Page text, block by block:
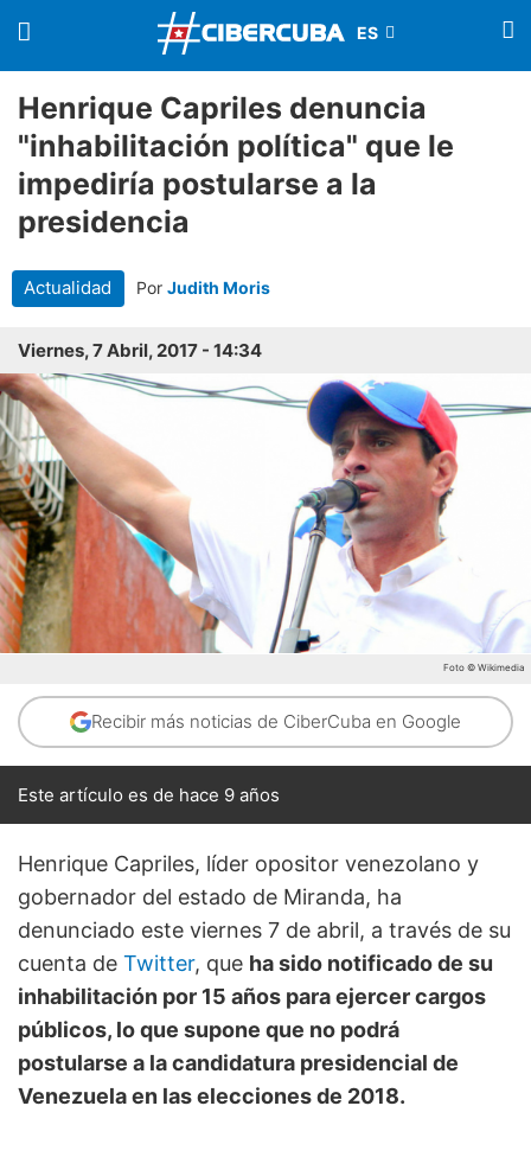
Henrique Capriles denuncia
"inhabilitación política" que le
impediría postularse a la
presidencia
Actualidad Por Judith Moris
Viernes, 7 Abril, 2017 - 14:34
Foto © Wikimedia
Recibir más noticias de CiberCuba en Google
Este artículo es de hace 9 años
Henrique Capriles, líder opositor venezolano y
gobernador del estado de Miranda, ha
denunciado este viernes 7 de abril, a través de su
cuenta de Twitter, que ha sido notificado de su
inhabilitación por 15 años para ejercer cargos
públicos, lo que supone que no podrá
postularse a la candidatura presidencial de
Venezuela en las elecciones de 2018.